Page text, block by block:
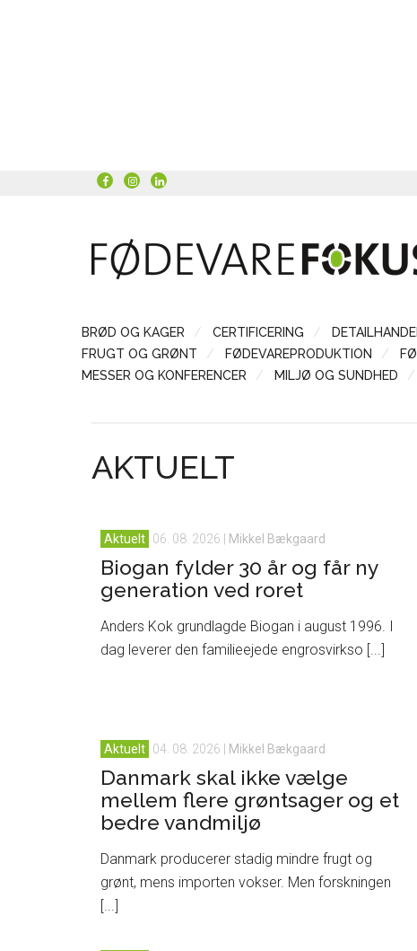
BRØD OG KAGER CERTIFICERING
FRUGT OG GRØNT
FØDEVAREPRODUKTION
MESSER OG KONFERENCER
MILJØ OG SUNDHED
AKTUELT
Aktuelt 06. 08. 2026 Mikkel Bækgaard
Biogan fylder 30 år og får ny
generation ved roret
Anders Kok grundlagde Biogan i august 1996. I
dag leverer den familieejede engrosvirkso [...]
Aktuelt 04. 08. 2026 Mikkel Bækgaard
Danmark skal ikke vælge
mellem flere grøntsager og et
bedre vandmiljø
Danmark producerer stadig mindre frugt og
grønt, mens importen vokser. Men forskningen
[...]